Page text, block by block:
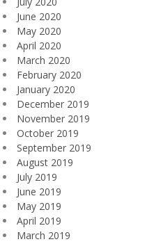
June 2020
May 2020
April 2020
March 2020
February 2020
January 2020
December 2019
November 2019
October 2019
September 2019
August 2019
July 2019
June 2019
May 2019
April 2019
March 2019